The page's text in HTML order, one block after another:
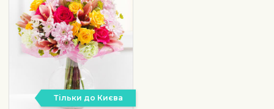
Тільки до Києва